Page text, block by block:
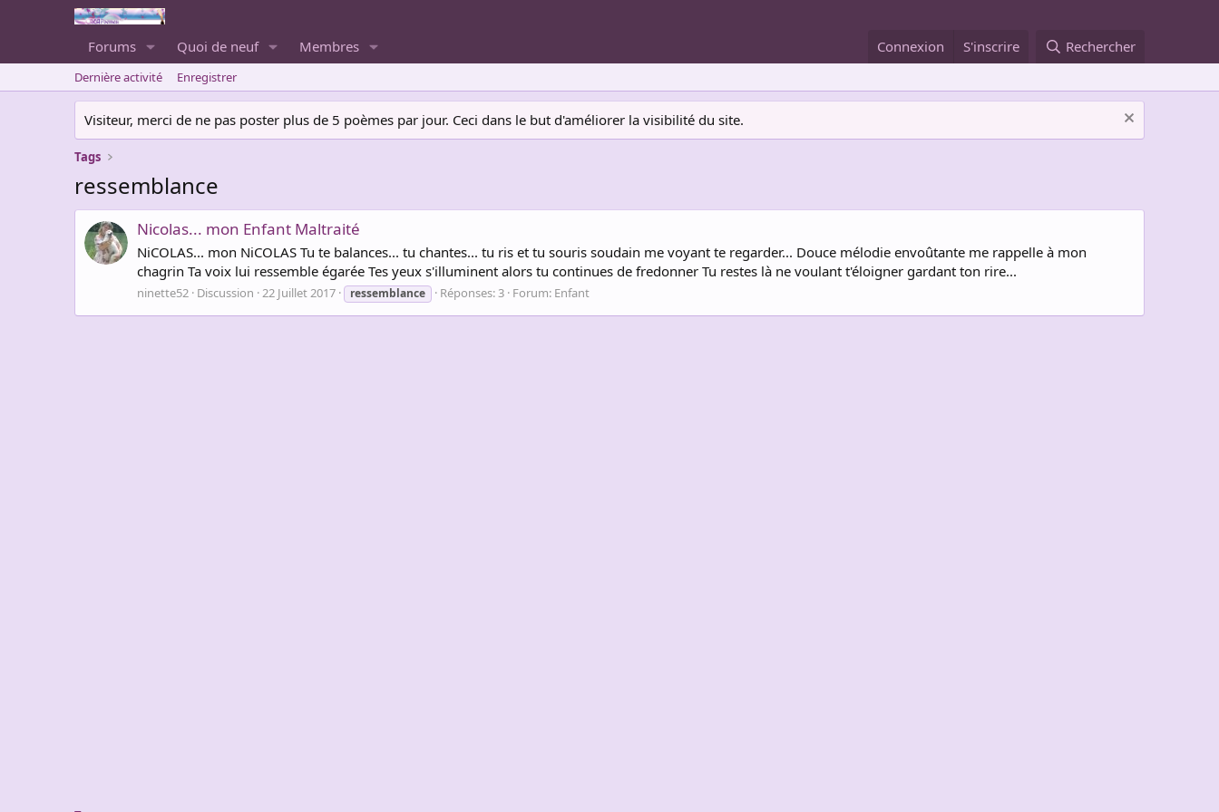
Forums Quoi de neuf Membres Connexion S'inscrire Rechercher
Dernière activité Enregistrer
Visiteur, merci de ne pas poster plus de 5 poèmes par jour. Ceci dans le but d'améliorer la visibilité du site.
Tags
ressemblance
Nicolas... mon Enfant Maltraité
NiCOLAS... mon NiCOLAS Tu te balances... tu chantes... tu ris et tu souris soudain me voyant te regarder... Douce mélodie envoûtante me rappelle à mon
chagrin Ta voix lui ressemble égarée Tes yeux s'illuminent alors tu continues de fredonner Tu restes là ne voulant t'éloigner gardant ton rire...
ninette52 Discussion 22 Juillet 2017 ressemblance Réponses: 3 Forum: Enfant